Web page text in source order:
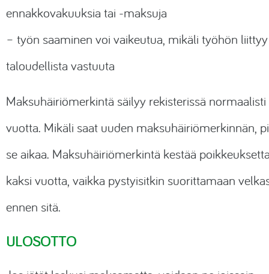
ennakkovakuuksia tai -maksuja
– työn saaminen voi vaikeutua, mikäli työhön liittyy
taloudellista vastuuta
Maksuhäiriömerkintä säilyy rekisterissä
vuotta. Mikäli saat uuden maksuhäiriömerkinnän,
se aikaa. Maksuhäiriömerkintä kestää
kaksi vuotta, vaikka pystyisitkin suorittamaan
ennen sitä.
ULOSOTTO